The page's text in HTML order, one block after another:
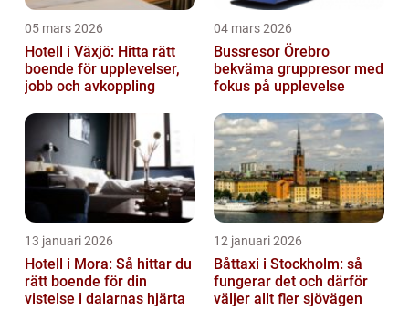
05 mars 2026
Hotell i Växjö: Hitta rätt
boende för upplevelser,
jobb och avkoppling
04 mars 2026
Bussresor Örebro
bekväma gruppresor med
fokus på upplevelse
13 januari 2026
Hotell i Mora: Så hittar du
rätt boende för din
vistelse i dalarnas hjärta
12 januari 2026
Båttaxi i Stockholm: så
fungerar det och därför
väljer allt fler sjövägen